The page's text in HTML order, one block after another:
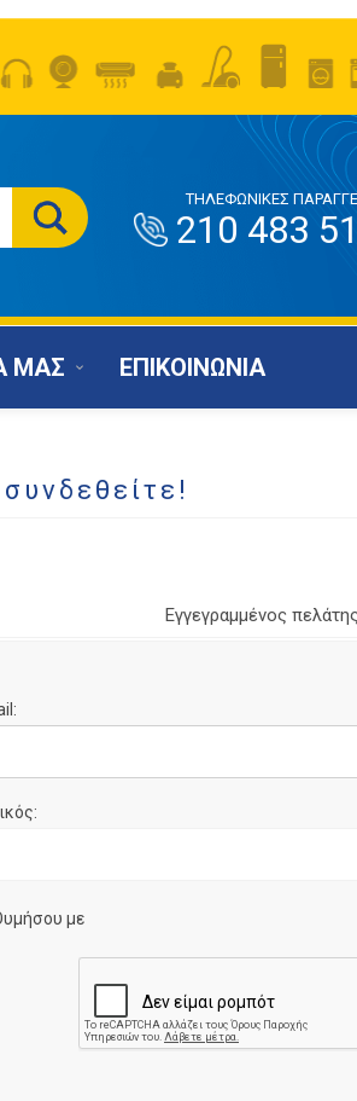
ΤΗΛΕΦΩΝΙΚΕΣ
210 483
ΜΑΣ ΕΠΙΚΟΙΝΩΝΙΑ
Εγγεγραμμένος πελάτης
με